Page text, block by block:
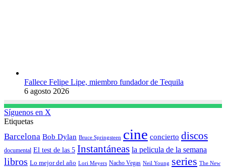
Fallece Felipe Lipe, miembro fundador de Tequila
6 agosto 2026
Síguenos en X
Etiquetas
Barcelona Bob Dylan Bruce Springsteen cine concierto discos
documental El test de las 5 Instantáneas la pelicula de la semana
libros Lo mejor del año Lori Meyers Nacho Vegas Neil Young series The New